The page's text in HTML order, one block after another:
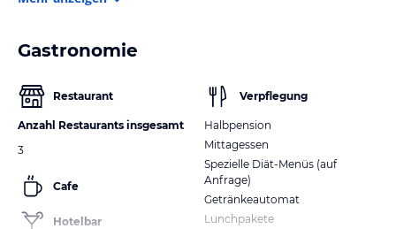
Gastronomie
Restaurant
Anzahl Restaurants insgesamt
3
Cafe
Hotelbar
Verpflegung
Halbpension
Mittagessen
Spezielle Diät-Menüs (auf
Anfrage)
Getränkeautomat
Lunchpakete